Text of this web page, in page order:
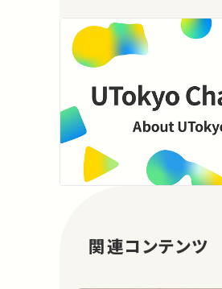
関連コンテンツ